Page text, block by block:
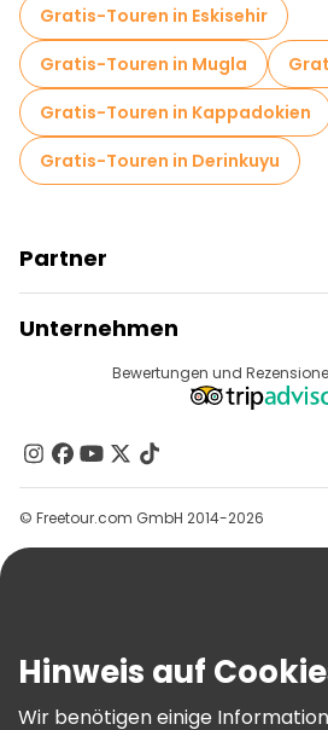
Gratis-Touren in Eskisehir
Gratis-Touren in Mugla
Gratis-Touren in Kappadokien
Gratis-Touren in Derinkuyu
Partner
Anbieter-Anmeldung
Affiliate-Programm
Unternehmen
Reiseziele
Kontakt
Gruppen
Hilfe
AGB Und Rechtliches
Cookie-Richtlinie
Bewertungen und
© Freetour.com GmbH 2014-2026
Hinweis auf
Wir benötigen einige